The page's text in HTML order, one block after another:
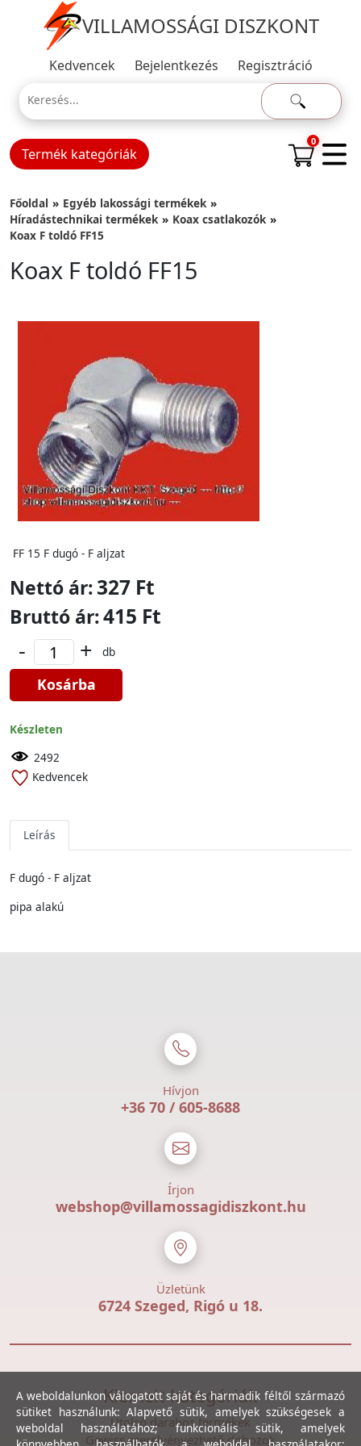
VILLAMOSSÁGI DISZKONT
Kedvencek Bejelentkezés Regisztráció
Termék kategóriák
0
Főoldal
Egyéb lakossági termékek
Híradástechnikai termékek
Koax csatlakozók
Koax F toldó FF15
Koax F toldó FF15
FF 15 F dugó - F aljzat
Nettó ár:327 Ft
Bruttó ár:415 Ft
- + db
Kosárba
Készleten
2492
Kedvencek
Leírás
F dugó - F aljzat
pipa alakú
Hívjon
+36 70 / 605-8688
Írjon
webshop@villamossagidiszkont.hu
Üzletünk
6724 Szeged, Rigó u 18.
Kiemelt kategóriák
Utolsó darabos termékek
Gewiss szerelvényezhető dobozok
A weboldalunkon válogatott saját és harmadik féltől származó
sütiket használunk: Alapvető sütik, amelyek szükségesek a
weboldal használatához; funkcionális sütik, amelyek